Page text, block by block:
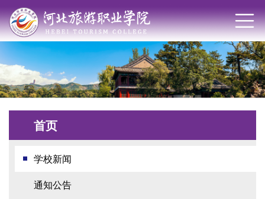
首页
学校新闻
通知公告